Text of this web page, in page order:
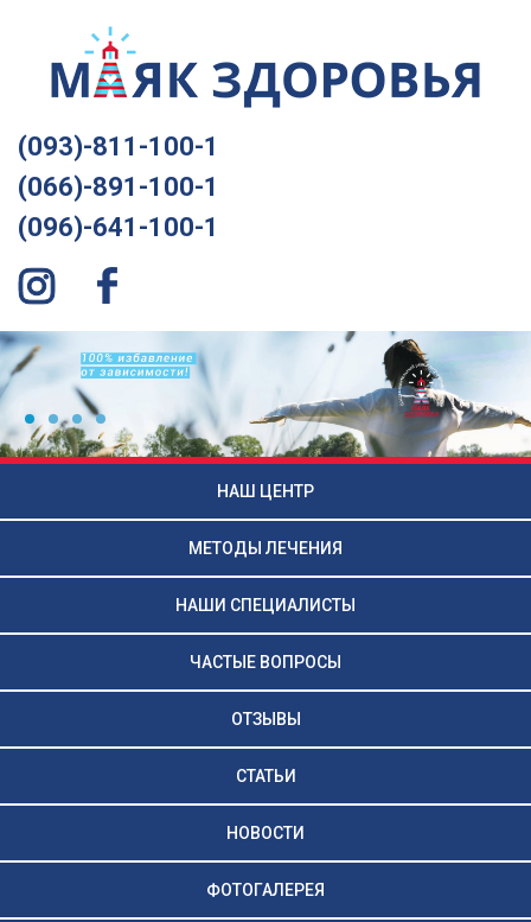
(093)-811-100-1
(066)-891-100-1
(096)-641-100-1
НАШ ЦЕНТР
МЕТОДЫ ЛЕЧЕНИЯ
НАШИ СПЕЦИАЛИСТЫ
ЧАСТЫЕ ВОПРОСЫ
ОТЗЫВЫ
СТАТЬИ
НОВОСТИ
ФОТОГАЛЕРЕЯ